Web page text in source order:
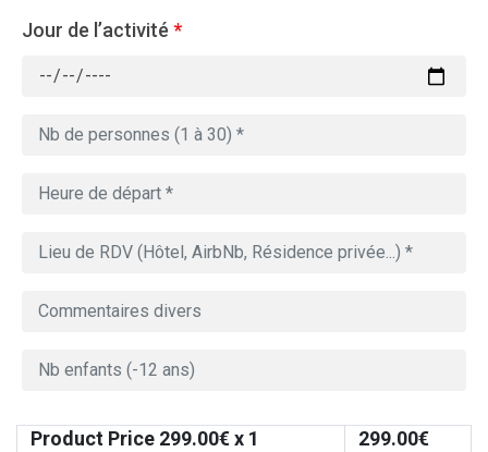
Jour de l’activité *
Product Price 299.00€ x 1 299.00€